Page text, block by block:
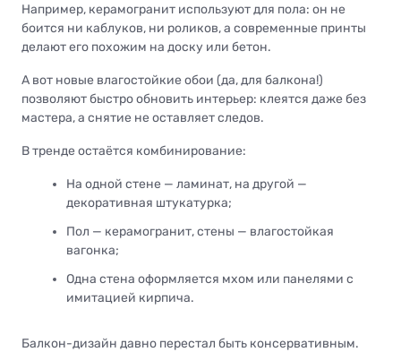
Например, керамогранит используют для пола: он не
боится ни каблуков, ни роликов, а современные принты
делают его похожим на доску или бетон.
А вот новые влагостойкие обои (да, для балкона!)
позволяют быстро обновить интерьер: клеятся даже без
мастера, а снятие не оставляет следов.
В тренде остаётся комбинирование:
На одной стене — ламинат, на другой —
декоративная штукатурка;
Пол — керамогранит, стены — влагостойкая
вагонка;
Одна стена оформляется мхом или панелями с
имитацией кирпича.
Балкон-дизайн давно перестал быть консервативным.